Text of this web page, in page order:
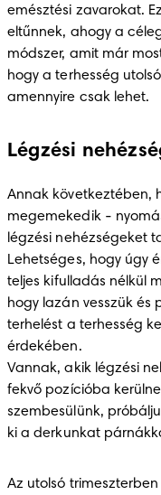
emésztési zavarokat.
eltűnnek, ahogy a
módszer, amit már
hogy a terhesség
amennyire csak lehet.
Légzési
Annak következtében,
megemekedik -
légzési nehézségeket
Lehetséges, hogy úgy
teljes kifulladás nélkül
hogy lazán vesszük és
terhelést a terhesség
érdekében.
Vannak, akik légzési
fekvő pozícióba
szembesülünk,
ki a derkunkat
Az utolsó